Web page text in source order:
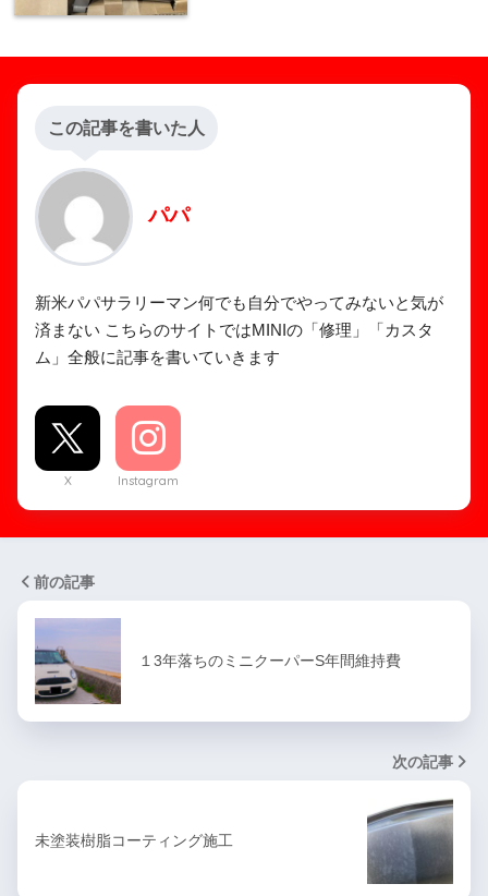
この記事を書いた人
パパ
新米パパサラリーマン何でも自分でやってみないと気が
済まない こちらのサイトではMINIの「修理」「カスタ
ム」全般に記事を書いていきます
X Instagram
前の記事
１3年落ちのミニクーパーS年間維持費
次の記事
未塗装樹脂コーティング施工